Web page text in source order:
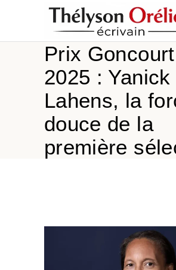
Prix ​​Goncourt
2025 : Yanick
Lahens, la
douce de la
première